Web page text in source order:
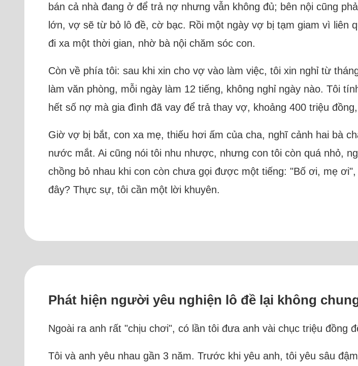
bán cả nhà đang ở để trả nợ nhưng vẫn không đủ; bên nội cũng
lớn, vợ sẽ từ bỏ lô đề, cờ bạc. Rồi một ngày vợ bị tạm giam vì liên
đi xa một thời gian, nhờ bà nội chăm sóc con.
Còn về phía tôi: sau khi xin cho vợ vào làm việc, tôi xin nghỉ từ
làm văn phòng, mỗi ngày làm 12 tiếng, không nghỉ ngày nào. Tôi
hết số nợ mà gia đình đã vay để trả thay vợ, khoảng 400 triệu
Giờ vợ bị bắt, con xa mẹ, thiếu hơi ấm của cha, nghĩ cảnh hai bà
nước mắt. Ai cũng nói tôi nhu nhược, nhưng con tôi còn quá nhỏ,
chồng bỏ nhau khi con còn chưa gọi được một tiếng: "Bố ơi, mẹ
đây? Thực sự, tôi cần một lời khuyên.
Phát hiện người yêu nghiện lô đề lại không
Ngoài ra anh rất "chịu chơi", có lần tôi đưa anh vài chục triệu đồng
Tôi và anh yêu nhau gần 3 năm. Trước khi yêu anh, tôi yêu sâu